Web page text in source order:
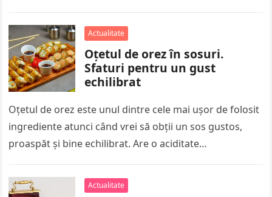
Actualitate
Oțetul de orez în sosuri.
Sfaturi pentru un gust
echilibrat
Oțetul de orez este unul dintre cele mai ușor de folosit
ingrediente atunci când vrei să obții un sos gustos,
proaspăt și bine echilibrat. Are o aciditate…
Actualitate